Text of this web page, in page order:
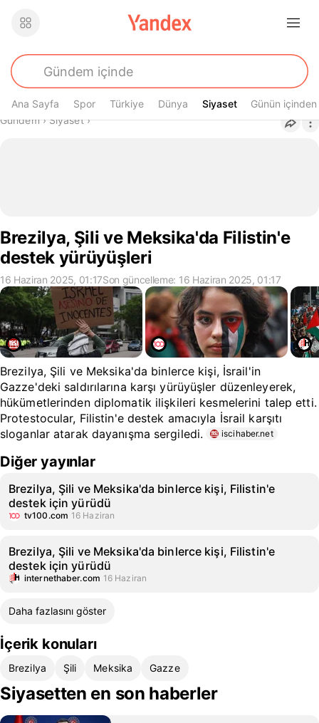
Ana Sayfa Spor Türkiye Dünya Siyaset
Siyaset Günün içinden
Buradasın
Gündem› Siyaset›
Brezilya, Şili ve Meksika'da Filistin'e
destek yürüyüşleri
16 Haziran 2025, 01:17Son güncelleme: 16 Haziran 2025, 01:17
Brezilya, Şili ve Meksika'da binlerce kişi, İsrail'in
Gazze'deki saldırılarına karşı yürüyüşler düzenleyerek,
hükümetlerinden diplomatik ilişkileri kesmelerini talep etti.
Protestocular, Filistin'e destek amacıyla İsrail karşıtı
sloganlar atarak dayanışma sergiledi.
iscihaber.net
Diğer yayınlar
Brezilya, Şili ve Meksika'da binlerce kişi, Filistin'e
destek için yürüdü
tv100.com 16 Haziran
Brezilya, Şili ve Meksika'da binlerce kişi, Filistin'e
destek için yürüdü
internethaber.com 16 Haziran
Daha fazlasını göster
İçerik konuları
Brezilya Şili Meksika Gazze
Siyasetten en son haberler